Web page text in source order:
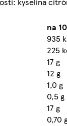
na
935
225
17 g
12 g
1,0 g
0,5 g
17 g
0,70